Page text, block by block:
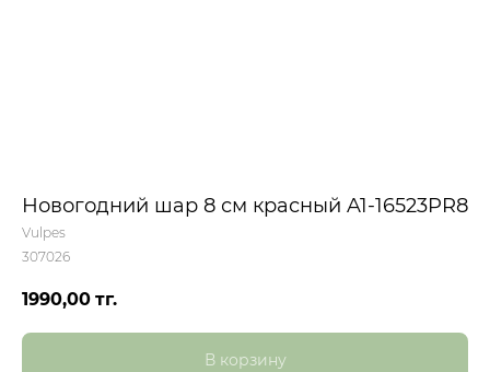
Новогодний шар 8 см красный A1-16523PR8
Vulpes
307026
1990,00 тг.
В корзину